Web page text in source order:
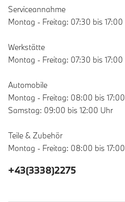
Serviceannahme
Montag - Freitag: 07:30 bis 17:00
Werkstätte
Montag - Freitag: 07:30 bis 17:00
Automobile
Montag - Freitag: 08:00 bis
Samstag: 09:00 bis 12:00 Uhr
Teile & Zubehör
Montag - Freitag: 08:00 bis
+43(3338)2275